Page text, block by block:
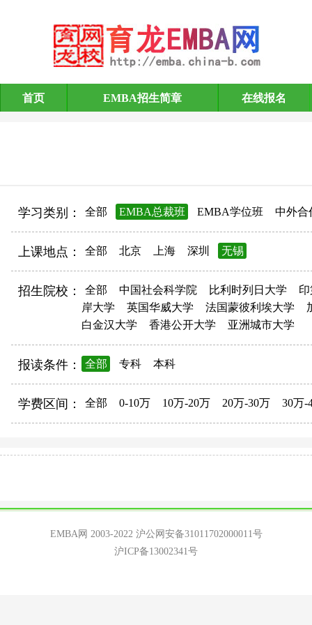
EMBA招生简章
首页 EMBA招生简章 在线报名
学习类别： 全部 EMBA总裁班 EMBA学位班 中外合
上课地点： 全部 北京 上海 深圳 无锡
招生院校： 全部 中国社会科学院 比利时列日大学
岸大学
英国华威大学 法国蒙彼利埃大学
白金汉大学
香港公开大学 亚洲城市大学
报读条件： 全部 专科 本科
学费区间： 全部 0-10万 10万-20万 20万-30万 30万-
EMBA网 2003-2022 沪公网安备31011702000011号
沪ICP备13002341号